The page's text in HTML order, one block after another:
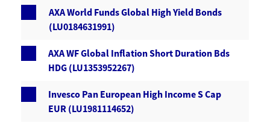
AXA World Funds Global High Yield Bonds
(LU0184631991)
AXA WF Global Inflation Short Duration Bds
HDG (LU1353952267)
Invesco Pan European High Income S Cap
EUR (LU1981114652)